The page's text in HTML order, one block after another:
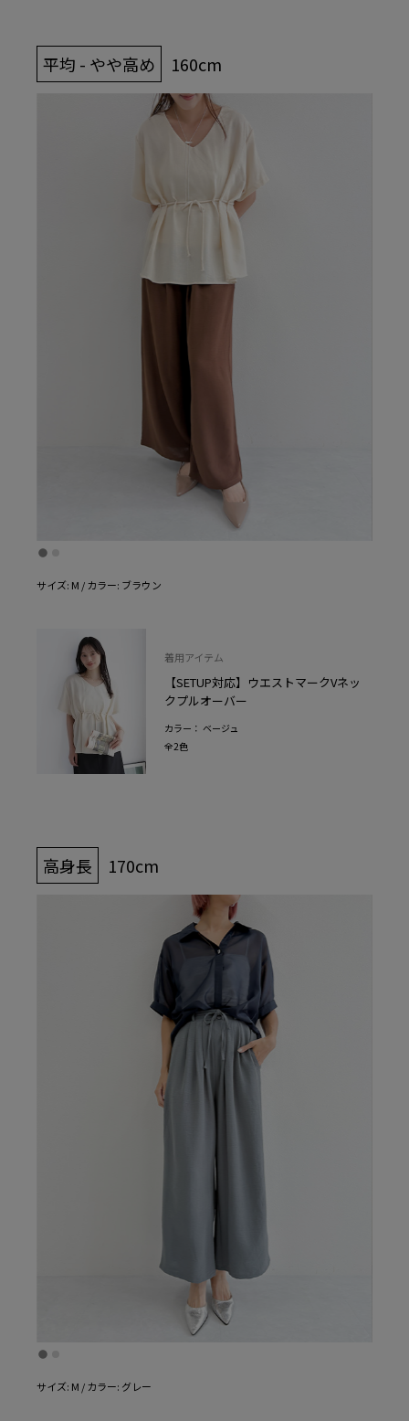
平均 - やや高め 160cm
サイズ: M / カラー: ブラウン
着用アイテム
【SETUP対応】ウエストマークVネッ
クプルオーバー
カラー： ベージュ
全2色
高身長 170cm
サイズ: M / カラー: グレー